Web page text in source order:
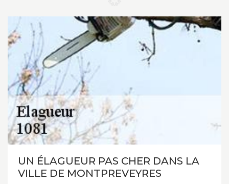
UN ÉLAGUEUR PAS CHER DANS LA
VILLE DE MONTPREVEYRES